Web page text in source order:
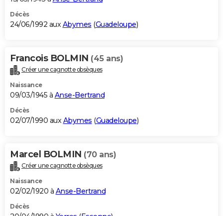
Décès
24/06/1992 auxAbymes (Guadeloupe)
Francois BOLMIN (45 ans)
Créer une cagnotte obsèques
Naissance
09/03/1945 à Anse-Bertrand
Décès
02/07/1990 auxAbymes (Guadeloupe)
Marcel BOLMIN (70 ans)
Créer une cagnotte obsèques
Naissance
02/02/1920 à Anse-Bertrand
Décès